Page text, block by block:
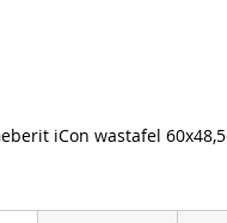
iCon wastafel